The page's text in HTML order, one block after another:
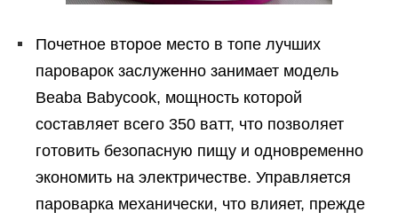
Почетное второе место в топе лучших
пароварок заслуженно занимает модель
Beaba Babycook, мощность которой
составляет всего 350 ватт, что позволяет
готовить безопасную пищу и одновременно
экономить на электричестве. Управляется
пароварка механически, что влияет, прежде